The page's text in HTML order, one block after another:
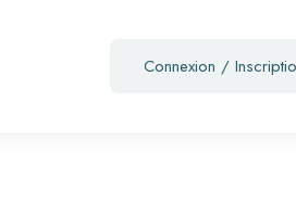
Connexion /